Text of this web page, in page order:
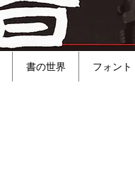
書の世界 フォント